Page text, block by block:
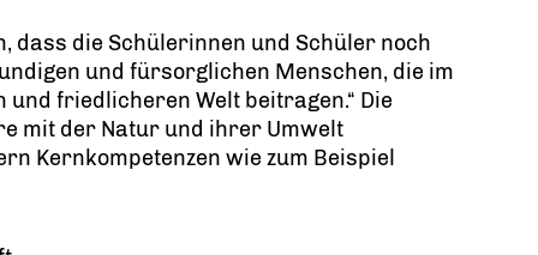
dass die Schülerinnen und Schüler noch
und fürsorglichen Menschen, die im
friedlicheren Welt beitragen.“ Die
mit der Natur und ihrer Umwelt
Kernkompetenzen wie zum Beispiel